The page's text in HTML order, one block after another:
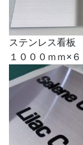
ステンレス看板
１０００ｍｍ×